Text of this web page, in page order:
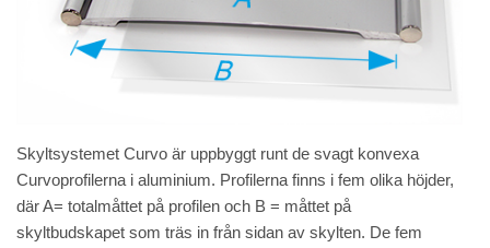
Skyltsystemet Curvo är uppbyggt runt de svagt konvexa
Curvoprofilerna i aluminium. Profilerna finns i fem olika höjder,
där A= totalmåttet på profilen och B = måttet på
skyltbudskapet som träs in från sidan av skylten. De fem